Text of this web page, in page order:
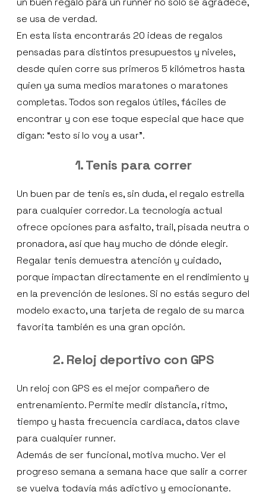
se usa de verdad.
En esta lista encontrarás 20 ideas de regalos
pensadas para distintos presupuestos y niveles,
desde quien corre sus primeros 5 kilómetros hasta
quien ya suma medios maratones o maratones
completas. Todos son regalos útiles, fáciles de
encontrar y con ese toque especial que hace que
digan: “esto sí lo voy a usar”.
1. Tenis para correr
Un buen par de tenis es, sin duda, el regalo estrella
para cualquier corredor. La tecnología actual
ofrece opciones para asfalto, trail, pisada neutra o
pronadora, así que hay mucho de dónde elegir.
Regalar tenis demuestra atención y cuidado,
porque impactan directamente en el rendimiento y
en la prevención de lesiones. Si no estás seguro del
modelo exacto, una tarjeta de regalo de su marca
favorita también es una gran opción.
2. Reloj deportivo con GPS
Un reloj con GPS es el mejor compañero de
entrenamiento. Permite medir distancia, ritmo,
tiempo y hasta frecuencia cardiaca, datos clave
para cualquier runner.
Además de ser funcional, motiva mucho. Ver el
progreso semana a semana hace que salir a correr
se vuelva todavía más adictivo y emocionante.